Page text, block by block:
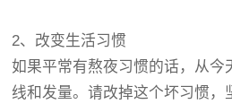
2、改变生活习惯
如果平常有熬夜习惯的话，从今
线和发量。请改掉这个坏习惯，